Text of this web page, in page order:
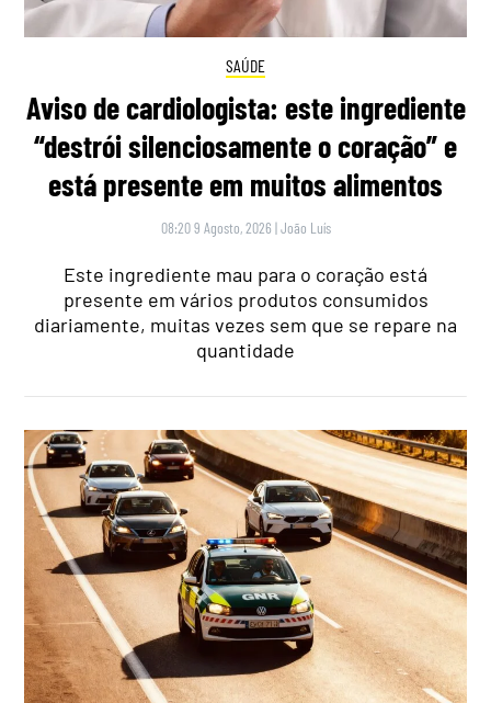
SAÚDE
Aviso de cardiologista: este ingrediente
“destrói silenciosamente o coração” e
está presente em muitos alimentos
08:20 9 Agosto, 2026 |João Luís
Este ingrediente mau para o coração está
presente em vários produtos consumidos
diariamente, muitas vezes sem que se repare na
quantidade